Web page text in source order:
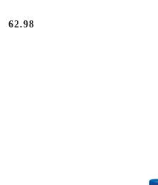
Cena:
62.98